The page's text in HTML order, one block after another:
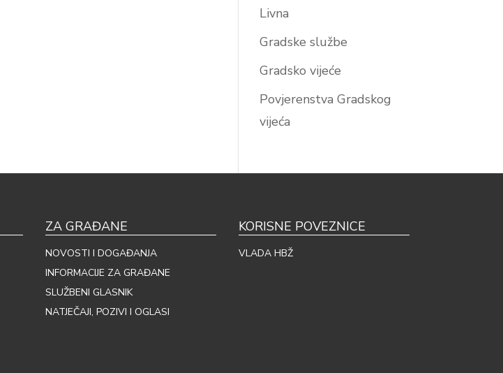
Livna
Gradske službe
Gradsko vijeće
Povjerenstva Gradskog
vijeća
ZA GRAĐANE
NOVOSTI I DOGAĐANJA
INFORMACIJE ZA GRAĐANE
SLUŽBENI GLASNIK
NATJEČAJI, POZIVI I OGLASI
KORISNE POVEZNICE
VLADA HBŽ